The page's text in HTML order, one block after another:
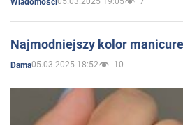
Najmodniejszy kolor
Dama05.03.2025 18:52 10